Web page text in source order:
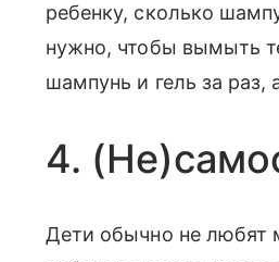
ребенку, сколько
нужно, чтобы вымыть
шампунь и гель за раз,
4.
Дети обычно не любят